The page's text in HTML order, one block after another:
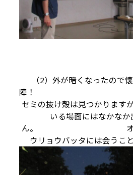
（2）外が暗くなったので
陣
セミの抜け殻は見つかります
いる場面にはなかなか
ん。 オオカマ
ウリョウバッタには会うこ